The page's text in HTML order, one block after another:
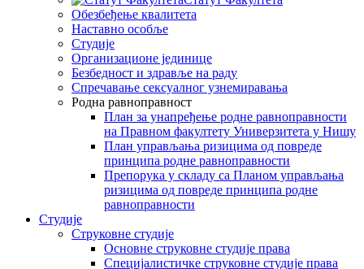
Обезбеђење квалитета
Наставно особље
Студије
Организационе јединице
Безбедност и здравље на раду
Спречавање сексуалног узнемиравања
Родна равноправност
План за унапређење родне равноправности
на Правном факултету Универзитета у Нишу
План управљања ризицима од повреде
принципа родне равноправности
Препорука у складу са Планом управљања
ризицима од повреде принципа родне
равноправности
Студије
Струковне студије
Основне струковне студије права
Специјалистичке струковне студије права